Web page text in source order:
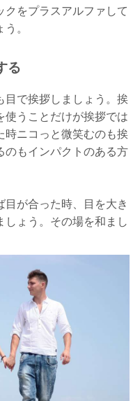
をプラスアルファして
。
る
目で挨拶しましょう。挨
うことだけが挨拶では
時ニコっと微笑むのも挨
のもインパクトのある方
が合った時、目を大き
しょう。その場を和まし